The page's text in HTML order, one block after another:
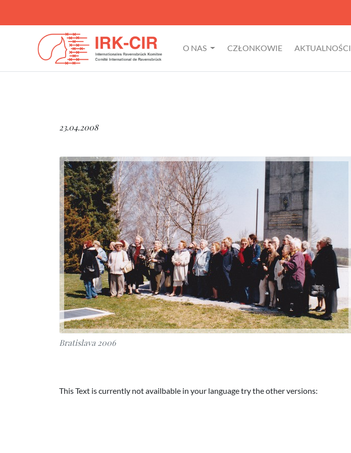
O NAS CZŁONKOWIE AKTUALNOŚCI
23.04.2008
Bratislava 2006
This Text is currently not availbable in your language try the other versions: